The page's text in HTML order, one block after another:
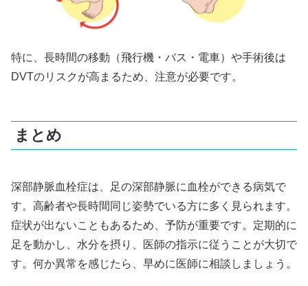
特に、長時間の移動（飛行機・バス・電車）や手術後は
DVTのリスクが高まるため、注意が必要です。
まとめ
深部静脈血栓症は、足の深部静脈に血栓ができる病気で
す。高齢者や長時間同じ姿勢でいる方に多く見られます。
症状が出ないこともあるため、予防が重要です。定期的に
足を動かし、水分を摂り、医師の指示に従うことが大切で
す。何か異常を感じたら、早めに医師に相談しましょう。